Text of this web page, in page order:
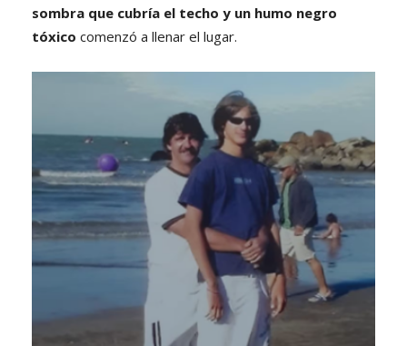
sombra que cubría el techo y un humo negro
tóxico comenzó a llenar el lugar.